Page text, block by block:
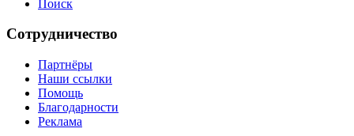
Поиск
Сотрудничество
Партнёры
Наши ссылки
Помощь
Благодарности
Реклама